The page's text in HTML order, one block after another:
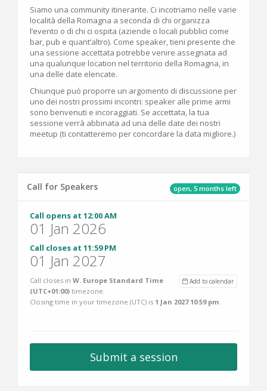
Siamo una community itinerante. Ci incotriamo nelle varie
località della Romagna a seconda di chi organizza
l’evento o di chi ci ospita (aziende o locali pubblici come
bar, pub e quant’altro). Come speaker, tieni presente che
una sessione accettata potrebbe venire assegnata ad
una qualunque location nel territorio della Romagna, in
una delle date elencate.
Chiunque può proporre un argomento di discussione per
uno dei nostri prossimi incontri: speaker alle prime armi
sono benvenuti e incoraggiati. Se accettata, la tua
sessione verrà abbinata ad una delle date dei nostri
meetup (ti contatteremo per concordare la data migliore.)
open, 5 months left
Call for Speakers
Call opens at 12:00 AM
01 Jan 2026
Call closes at 11:59 PM
01 Jan 2027
Add to calendar
Call closes in W. Europe Standard Time
(UTC+01:00) timezone.
Closing time in your timezone (UTC) is 1 Jan 2027 10:59 pm.
Submit a session